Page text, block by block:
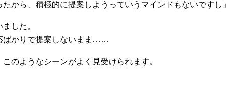
から、積極的に提案しようっていうマインドもないですし」
した。
ばかりで提案しないまま……
のようなシーンがよく見受けられます。